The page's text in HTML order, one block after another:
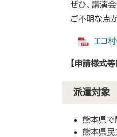
ぜひ、講演会
ご不明な点が
エコ
【申請様式
派遣対象
熊本県で
熊本県民